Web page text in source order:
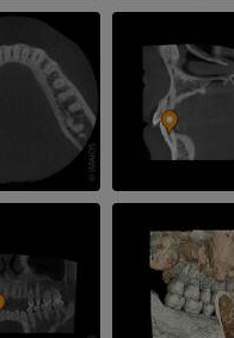
优质会员
下肢X光照片
放射影像学
免費